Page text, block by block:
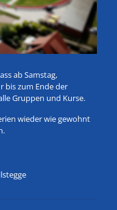
ab Samstag,
bis zum Ende der
Gruppen und Kurse.
wieder wie gewohnt